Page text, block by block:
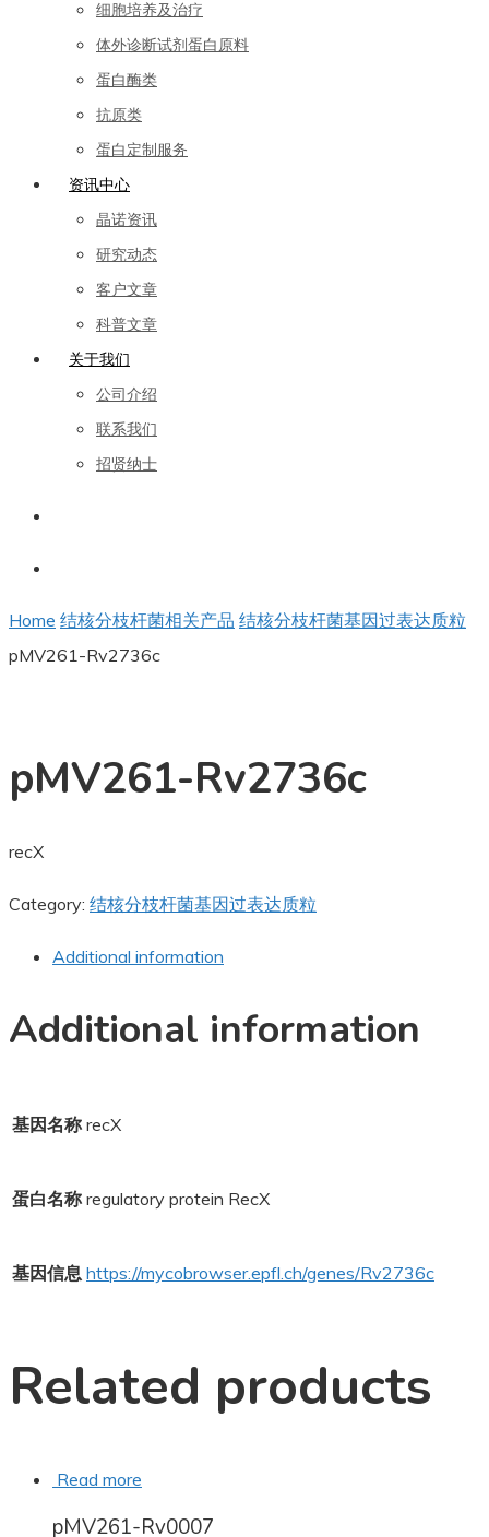
细胞培养及治疗
体外诊断试剂蛋白原料
蛋白酶类
抗原类
蛋白定制服务
资讯中心
晶诺资讯
研究动态
客户文章
科普文章
关于我们
公司介绍
联系我们
招贤纳士
Home 结核分枝杆菌相关产品 结核分枝杆菌基因过表达质粒
pMV261-Rv2736c
pMV261-Rv2736c
recX
Category: 结核分枝杆菌基因过表达质粒
Additional information
Additional information
基因名称 recX
蛋白名称 regulatory protein RecX
基因信息 https://mycobrowser.epfl.ch/genes/Rv2736c
Related products
Read more
pMV261-Rv0007